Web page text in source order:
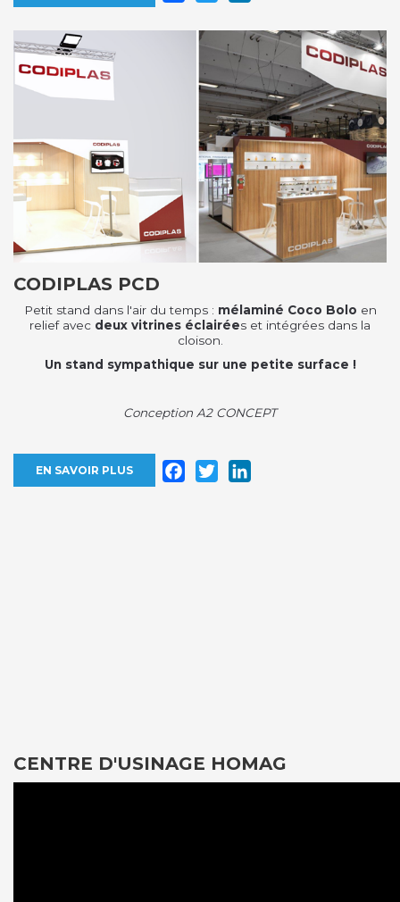
CODIPLAS PCD
Petit stand dans l'air du temps : mélaminé Coco Bolo en
relief avec deux vitrines éclairées et intégrées dans la
cloison.
Un stand sympathique sur une petite surface !
Conception A2 CONCEPT
EN SAVOIR PLUS Facebook
Twitter
CENTRE D'USINAGE HOMAG